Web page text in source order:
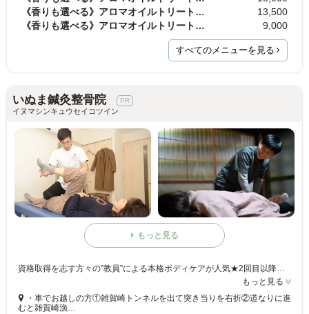
《香りも選べる》アロマオイルトリートメント 90分
13,500
《香りも選べる》アロマオイルトリートメント 60分
9,000
すべてのメニューを見る
いぬま鍼灸整骨院
イヌマシンキュウセイコツイン
もっと見る
資格取得を志す方々の”教員”による本格ボディケアが人気★2回目以降もリーズナブルな価格で受けられるクーポンもご用意しております◎
もっと見る
・車でお越しの方①雑賀崎トンネルを出て突き当りを右折②道なりに進
むと雑賀崎漁…